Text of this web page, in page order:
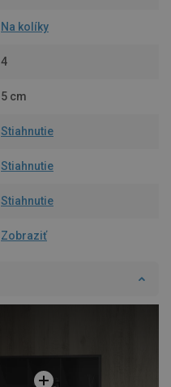
Na kolíky
4
5 cm
Stiahnutie
Stiahnutie
Stiahnutie
Zobraziť